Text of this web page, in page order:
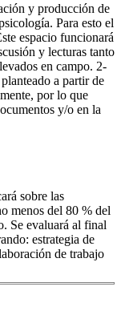
y producción de
Para esto el
espacio funcionará
y lecturas tanto
en campo. 2-
a partir de
por lo que
y/o en la
sobre las
menos del 80 % del
Se evaluará al final
estrategia de
de trabajo